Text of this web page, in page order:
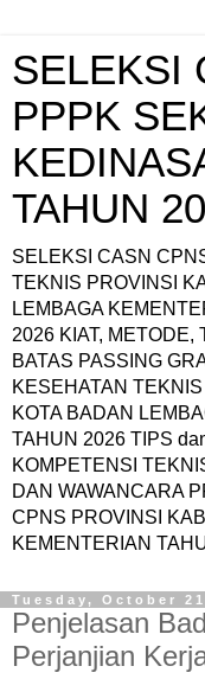
SELEKSI
PPPK
TAHUN
SELEKSI CASN
TEKNIS PROVINSI
LEMBAGA
2026 KIAT, METODE,
BATAS PASSING
KESEHATAN
KOTA BADAN
TAHUN 2026 TIPS
KOMPETENSI
DAN WAWANCARA
CPNS PROVINSI
KEMENTERIAN
Tuesday, October
Penjelasan
Perjanjian